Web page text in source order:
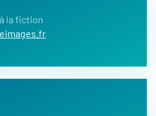
la fiction